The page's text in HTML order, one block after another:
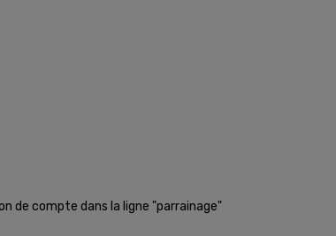
de compte dans la ligne "parrainage"